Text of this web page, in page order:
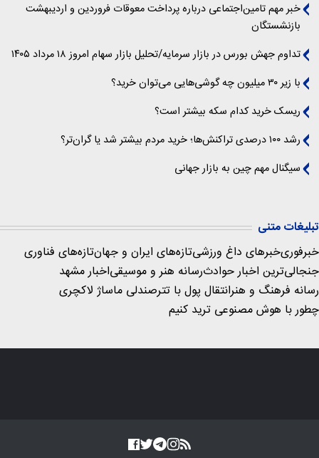
خبر مهم تامین‌اجتماعی درباره پرداخت معوقات فروردین و اردیبهشت
بازنشستگان
تداوم جهش بورس در بازار سرمایه/تحلیل بازار سهام امروز ۱۸ مرداد ۱۴۰۵
با زیر ۳۰ میلیون چه گوشی‌هایی می‌توان خرید؟
ریسک خرید کدام سکه بیشتر است؟
رشد ۱۰۰ درصدی تراکنش‌ها؛ خرید مردم بیشتر شد یا گران‌تر؟
سیگنال‌ مهم چین به بازار جهانی
تبلیغات متنی
خبرفوریخبرهای داغ ورزشیتازه‌های ایران و جهانتازه‌های فناوری
جنجالی‌ترین اخبار حوادثرسانه هنر و موسیقیاخبار مشهد
رسانه فرهنگ و هنرانتقال پول با تترصندلی ماساژ لاکچری
چطور با هوش مصنوعی ترید کنیم